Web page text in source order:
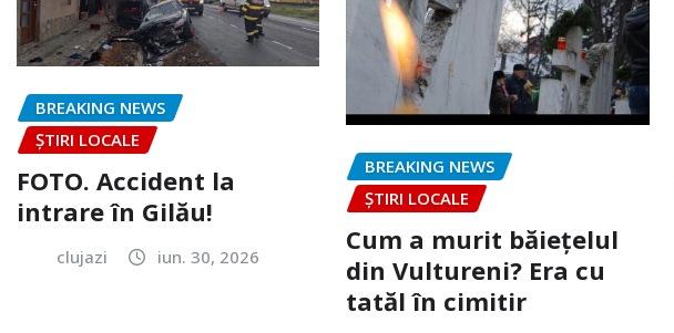
BREAKING NEWS
ȘTIRI LOCALE
FOTO. Accident la
intrare în Gilău!
clujazi iun. 30, 2026
BREAKING NEWS
ȘTIRI LOCALE
Cum a murit băiețelul
din Vultureni? Era cu
tatăl în cimitir